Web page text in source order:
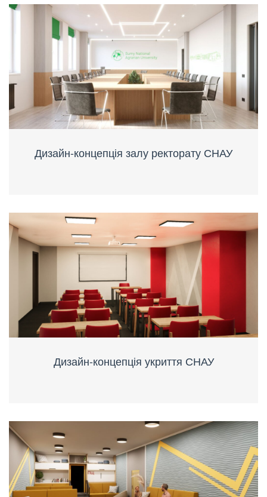
Дизайн-концепція залу ректорату СНАУ
Дизайн-концепція укриття СНАУ